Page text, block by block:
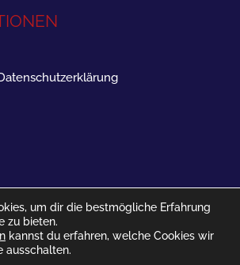
um dir die bestmögliche Erfahrung
zu bieten.
kannst du erfahren, welche Cookies wir
ausschalten.